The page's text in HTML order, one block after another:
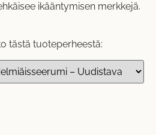
ikääntymisen merkkejä.
tästä tuoteperheestä: